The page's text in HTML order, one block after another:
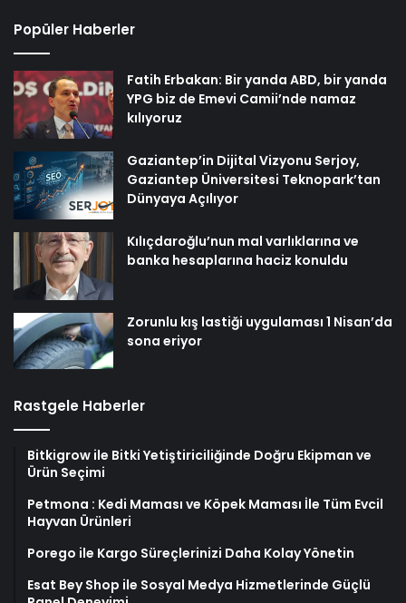
Popüler Haberler
Fatih Erbakan: Bir yanda ABD, bir yanda
YPG biz de Emevi Camii’nde namaz
kılıyoruz
Gaziantep’in Dijital Vizyonu Serjoy,
Gaziantep Üniversitesi Teknopark’tan
Dünyaya Açılıyor
Kılıçdaroğlu’nun mal varlıklarına ve
banka hesaplarına haciz konuldu
Zorunlu kış lastiği uygulaması 1 Nisan’da
sona eriyor
Rastgele Haberler
Bitkigrow ile Bitki Yetiştiriciliğinde Doğru Ekipman ve
Ürün Seçimi
Petmona : Kedi Maması ve Köpek Maması İle Tüm Evcil
Hayvan Ürünleri
Porego ile Kargo Süreçlerinizi Daha Kolay Yönetin
Esat Bey Shop ile Sosyal Medya Hizmetlerinde Güçlü